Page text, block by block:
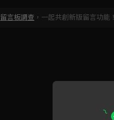
留言板調查 ，一起共創新版留言功能！